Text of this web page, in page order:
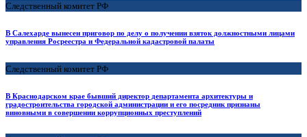
Следственный комитет РФ
В Салехарде вынесен приговор по делу о получении взяток должностными лицами
управления Росреестра и Федеральной кадастровой палаты
Следственный комитет РФ
В Краснодарском крае бывший директор департамента архитектуры и
градостроительства городской администрации и его посредник признаны
виновными в совершении коррупционных преступлений